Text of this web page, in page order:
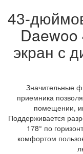
43-
экран с
Значительные
приемника
помещении,
Поддерживается
178° по
комфортом